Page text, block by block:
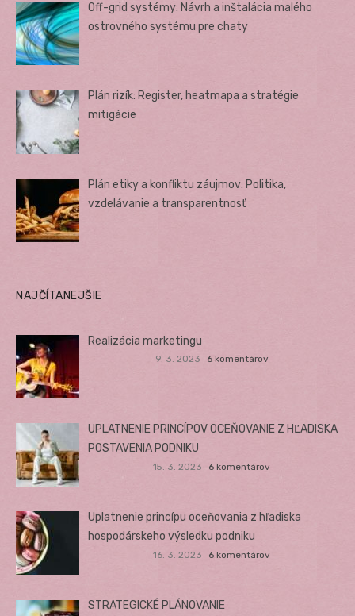
Off-grid systémy: Návrh a inštalácia malého
ostrovného systému pre chaty
Plán rizík: Register, heatmapa a stratégie
mitigácie
Plán etiky a konfliktu záujmov: Politika,
vzdelávanie a transparentnosť
NAJČÍTANEJŠIE
Realizácia marketingu
9. 3. 2023 6 komentárov
UPLATNENIE PRINCÍPOV OCEŇOVANIE Z HĽADISKA
POSTAVENIA PODNIKU
15. 3. 2023 6 komentárov
Uplatnenie princípu oceňovania z hľadiska
hospodárskeho výsledku podniku
16. 3. 2023 6 komentárov
STRATEGICKÉ PLÁNOVANIE